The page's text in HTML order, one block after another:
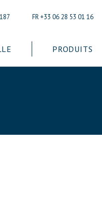
FR +33 06 28 53 01 16
PRODUITS